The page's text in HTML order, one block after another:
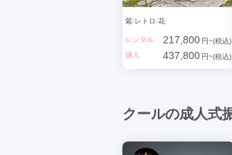
紫 レトロ 花
レンタル 217,800 円~(税込)
購入
437,800 円~(税込)
クールの成人式